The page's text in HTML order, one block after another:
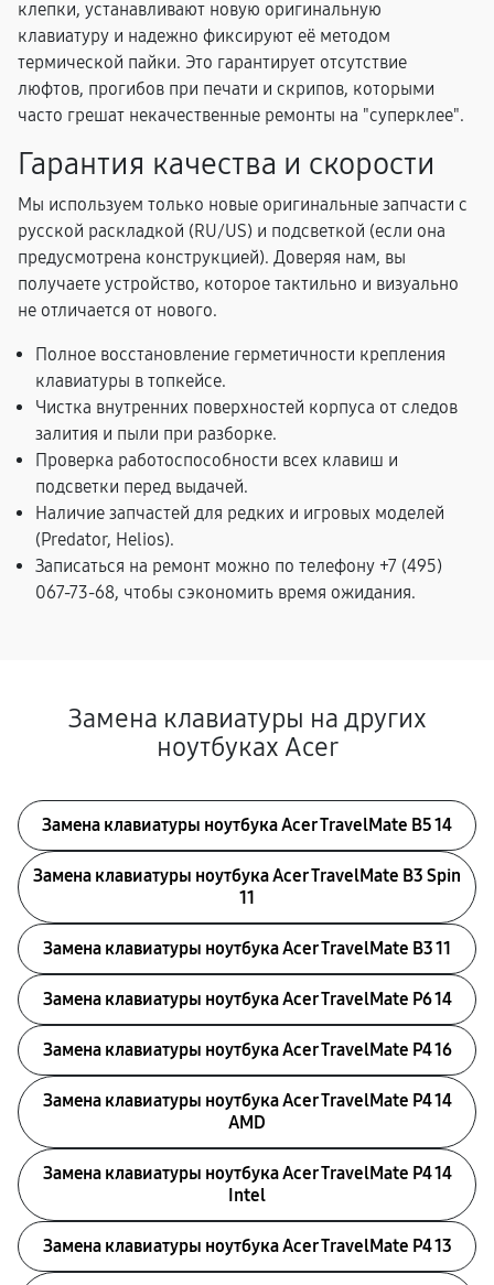
клепки, устанавливают новую оригинальную
клавиатуру и надежно фиксируют её методом
термической пайки. Это гарантирует отсутствие
люфтов, прогибов при печати и скрипов, которыми
часто грешат некачественные ремонты на "суперклее".
Гарантия качества и скорости
Мы используем только новые оригинальные запчасти с
русской раскладкой (RU/US) и подсветкой (если она
предусмотрена конструкцией). Доверяя нам, вы
получаете устройство, которое тактильно и визуально
не отличается от нового.
Полное восстановление герметичности крепления
клавиатуры в топкейсе.
Чистка внутренних поверхностей корпуса от следов
залития и пыли при разборке.
Проверка работоспособности всех клавиш и
подсветки перед выдачей.
Наличие запчастей для редких и игровых моделей
(Predator, Helios).
Записаться на ремонт можно по телефону +7 (495)
067-73-68, чтобы сэкономить время ожидания.
Замена клавиатуры на других
ноутбуках Acer
Замена клавиатуры ноутбука Acer TravelMate B5 14
Замена клавиатуры ноутбука Acer TravelMate B3 Spin
11
Замена клавиатуры ноутбука Acer TravelMate B3 11
Замена клавиатуры ноутбука Acer TravelMate P6 14
Замена клавиатуры ноутбука Acer TravelMate P4 16
Замена клавиатуры ноутбука Acer TravelMate P4 14
AMD
Замена клавиатуры ноутбука Acer TravelMate P4 14
Intel
Замена клавиатуры ноутбука Acer TravelMate P4 13